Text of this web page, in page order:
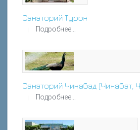
Санаторий Турон
Подробнее...
Санаторий Чинабад (Чинабат,
Подробнее...